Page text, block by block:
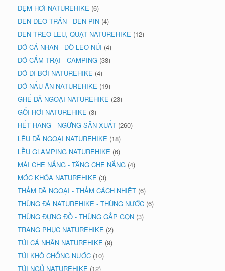
ĐỆM HƠI NATUREHIKE (6)
ĐÈN ĐEO TRÁN - ĐÈN PIN (4)
ĐÈN TREO LỀU, QUẠT NATUREHIKE (12)
ĐỒ CÁ NHÂN - ĐỒ LEO NÚI (4)
ĐỒ CẮM TRẠI - CAMPING (38)
ĐỒ ĐI BƠI NATUREHIKE (4)
ĐỒ NẤU ĂN NATUREHIKE (19)
GHẾ DÃ NGOẠI NATUREHIKE (23)
GỐI HƠI NATUREHIKE (3)
HẾT HÀNG - NGỪNG SẢN XUẤT (260)
LỀU DÃ NGOẠI NATUREHIKE (18)
LỀU GLAMPING NATUREHIKE (6)
MÁI CHE NẮNG - TĂNG CHE NẮNG (4)
MÓC KHÓA NATUREHIKE (3)
THẢM DÃ NGOẠI - THẢM CÁCH NHIỆT (6)
THÙNG ĐÁ NATUREHIKE - THÙNG NƯỚC (6)
THÙNG ĐỰNG ĐỒ - THÙNG GẤP GỌN (3)
TRANG PHỤC NATUREHIKE (2)
TÚI CÁ NHÂN NATUREHIKE (9)
TÚI KHÔ CHỐNG NƯỚC (10)
TÚI NGỦ NATUREHIKE (12)